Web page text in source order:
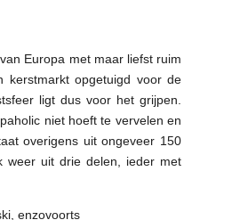
Europa met maar liefst ruim
kerstmarkt opgetuigd voor de
ligt dus voor het grijpen.
niet hoeft te vervelen en
overigens uit ongeveer 150
weer uit drie delen, ieder met
enzovoorts